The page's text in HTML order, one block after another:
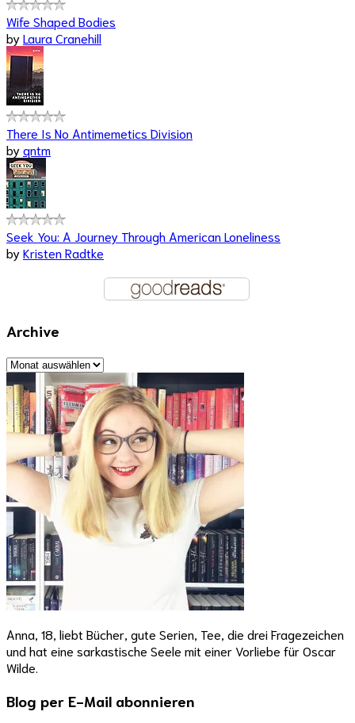
Wife Shaped Bodies
byLaura Cranehill
There Is No Antimemetics Division
byqntm
Seek You: A Journey Through American Loneliness
byKristen Radtke
Archive
Archive
Anna, 18, liebt Bücher, gute Serien, Tee, die drei Fragezeichen
und hat eine sarkastische Seele mit einer Vorliebe für Oscar
Wilde.
Blog per E-Mail abonnieren